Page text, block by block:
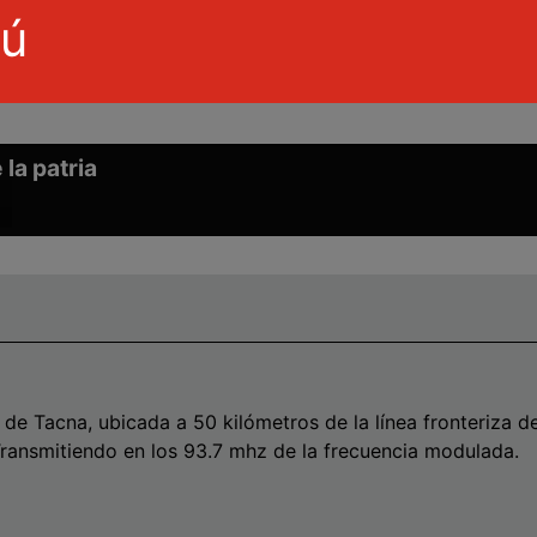
la patria
Tacna, ubicada a 50 kilómetros de la línea fronteriza
en los 93.7 mhz de la frecuencia modulada.